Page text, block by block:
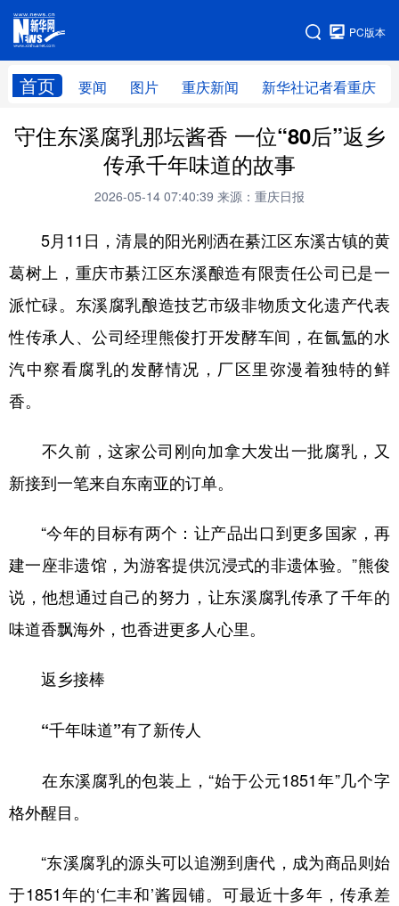
PC版本
首页 要闻 图片 重庆新闻 新华社记者看重庆
网站地图
守住东溪腐乳那坛酱香 一位“80后”返乡
传承千年味道的故事
2026-05-14 07:40:39 来源：重庆日报
5月11日，清晨的阳光刚洒在綦江区东溪古镇的黄
葛树上，重庆市綦江区东溪酿造有限责任公司已是一
派忙碌。东溪腐乳酿造技艺市级非物质文化遗产代表
性传承人、公司经理熊俊打开发酵车间，在氤氲的水
汽中察看腐乳的发酵情况，厂区里弥漫着独特的鲜
香。
不久前，这家公司刚向加拿大发出一批腐乳，又
新接到一笔来自东南亚的订单。
“今年的目标有两个：让产品出口到更多国家，再
建一座非遗馆，为游客提供沉浸式的非遗体验。”熊俊
说，他想通过自己的努力，让东溪腐乳传承了千年的
味道香飘海外，也香进更多人心里。
返乡接棒
“千年味道”有了新传人
在东溪腐乳的包装上，“始于公元1851年”几个字
格外醒目。
“东溪腐乳的源头可以追溯到唐代，成为商品则始
于1851年的‘仁丰和’酱园铺。可最近十多年，传承差